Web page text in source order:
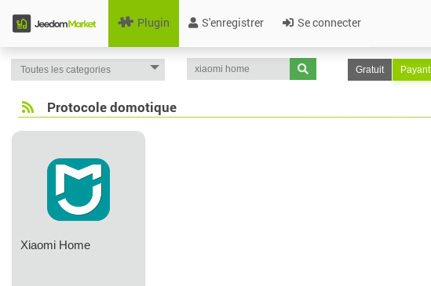
Plugin S'enregistrer Se connecter
Gratuit Payant
Protocole domotique
Xiaomi Home